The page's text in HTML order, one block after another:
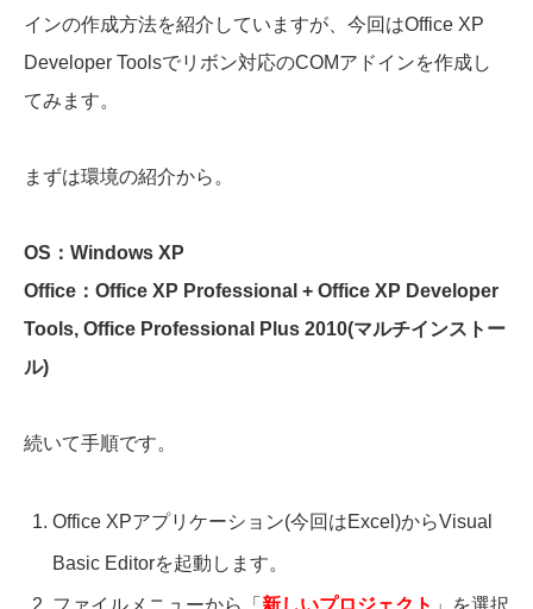
インの作成方法を紹介していますが、今回はOffice XP
Developer Toolsでリボン対応のCOMアドインを作成し
てみます。
まずは環境の紹介から。
OS：Windows XP
Office：Office XP Professional + Office XP Developer
Tools, Office Professional Plus 2010(マルチインストー
ル)
続いて手順です。
Office XPアプリケーション(今回はExcel)からVisual
Basic Editorを起動します。